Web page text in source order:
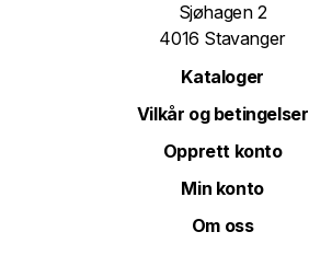
Sjøhagen 2
4016 Stavanger
Kataloger
Vilkår og betingelser
Opprett konto
Min konto
Om oss